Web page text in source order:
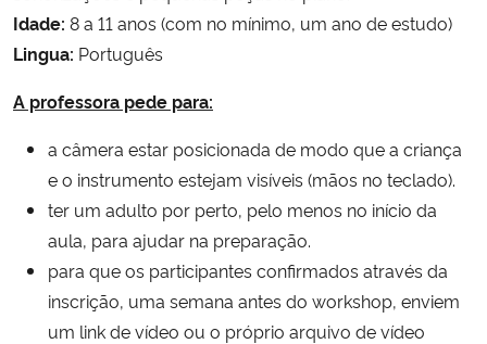
Idade: 8 a 11 anos (com no mínimo, um ano de estudo)
Lingua: Português
A professora pede para:
a câmera estar posicionada de modo que a criança
e o instrumento estejam visíveis (mãos no teclado).
ter um adulto por perto, pelo menos no início da
aula, para ajudar na preparação.
para que os participantes confirmados através da
inscrição, uma semana antes do workshop, enviem
um link de vídeo ou o próprio arquivo de vídeo